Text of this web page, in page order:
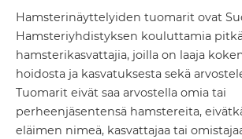
Hamsterinäyttelyiden tuomarit ovat
Hamsteriyhdistyksen kouluttamia
hamsterikasvattajia, joilla on laaja
hoidosta ja kasvatuksesta sekä
Tuomarit eivät saa arvostella omia tai
perheenjäsentensä hamstereita,
eläimen nimeä, kasvattajaa tai